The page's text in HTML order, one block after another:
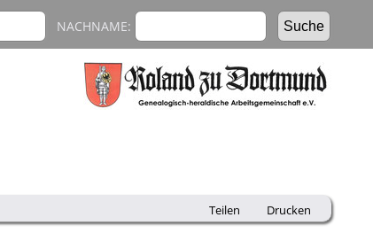
NACHNAME:
Teilen Drucken